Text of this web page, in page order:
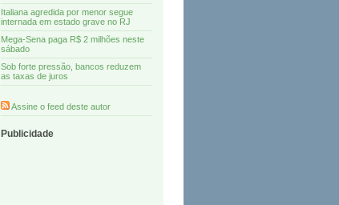
Italiana agredida por menor segue
internada em estado grave no RJ
Mega-Sena paga R$ 2 milhões neste
sábado
Sob forte pressão, bancos reduzem
as taxas de juros
Assine o feed deste autor
Publicidade